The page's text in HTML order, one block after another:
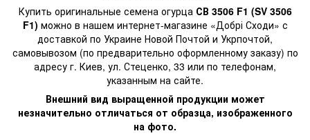
Купить оригинальные семена огурца СВ 3506 F1 (SV 3506
F1) можно в нашем интернет-магазине «Добрі Сходи» с
доставкой по Украине Новой Почтой и Укрпочтой,
самовывозом (по предварительно оформленному заказу) по
адресу г. Киев, ул. Стеценко, 33 или по телефонам,
указанным на сайте.
Внешний вид выращенной продукции может
незначительно отличаться от образца, изображенного
на фото.